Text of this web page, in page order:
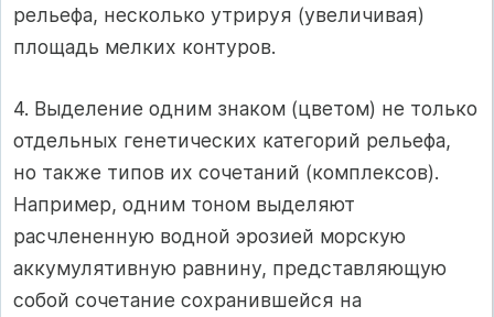
рельефа, несколько утрируя (увеличивая)
площадь мелких контуров.
4. Выделение одним знаком (цветом) не только
отдельных генетических категорий рельефа,
но также типов их сочетаний (комплексов).
Например, одним тоном выделяют
расчлененную водной эрозией морскую
аккумулятивную равнину, представляющую
собой сочетание сохранившейся на